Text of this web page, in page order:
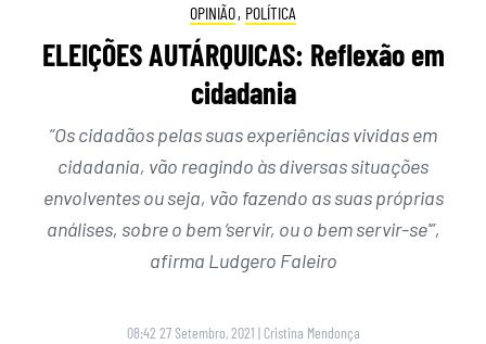
OPINIÃO, POLÍTICA
ELEIÇÕES AUTÁRQUICAS: Reflexão em
cidadania
“Os cidadãos pelas suas experiências vividas em
cidadania, vão reagindo às diversas situações
envolventes ou seja, vão fazendo as suas próprias
análises, sobre o bem ‘servir, ou o bem servir-se'”,
afirma Ludgero Faleiro
08:42 27 Setembro, 2021 | Cristina Mendonça